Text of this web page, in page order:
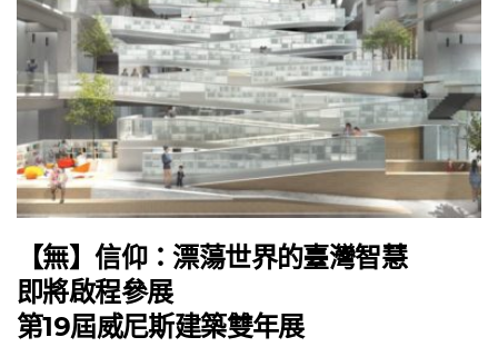
【無】信仰：漂蕩世界的臺灣智慧
即將啟程參展
第19屆威尼斯建築雙年展